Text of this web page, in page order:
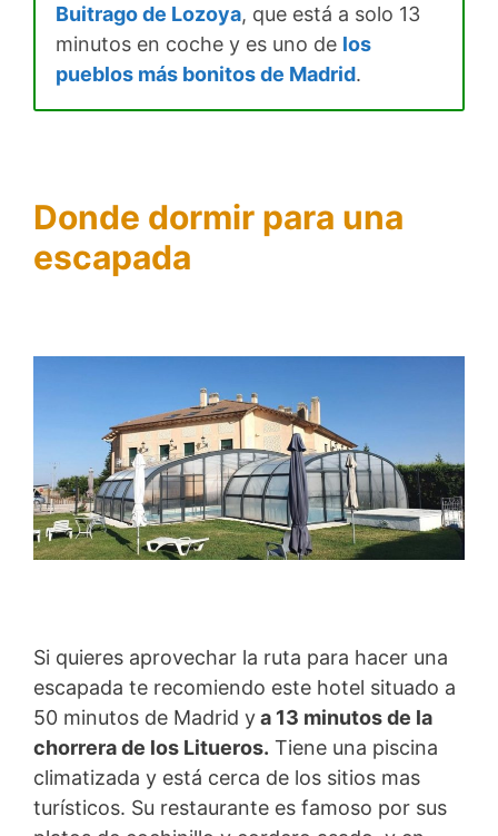
Buitrago de Lozoya, que está a solo 13
minutos en coche y es uno de los
pueblos más bonitos de Madrid.
Donde dormir para una
escapada
Si quieres aprovechar la ruta para hacer una
escapada te recomiendo este hotel situado a
50 minutos de Madrid ya 13 minutos de la
chorrera de los Litueros. Tiene una piscina
climatizada y está cerca de los sitios mas
turísticos. Su restaurante es famoso por sus